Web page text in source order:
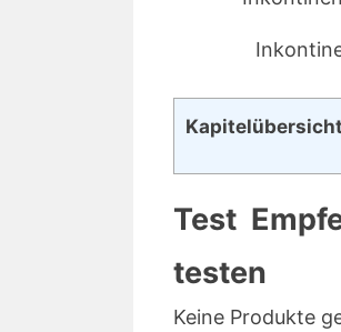
Kapitelübersicht
Test
testen
Keine Produkte